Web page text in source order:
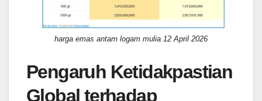
harga emas antam logam mulia 12 April 2026
Pengaruh Ketidakpastian
Global terhadap